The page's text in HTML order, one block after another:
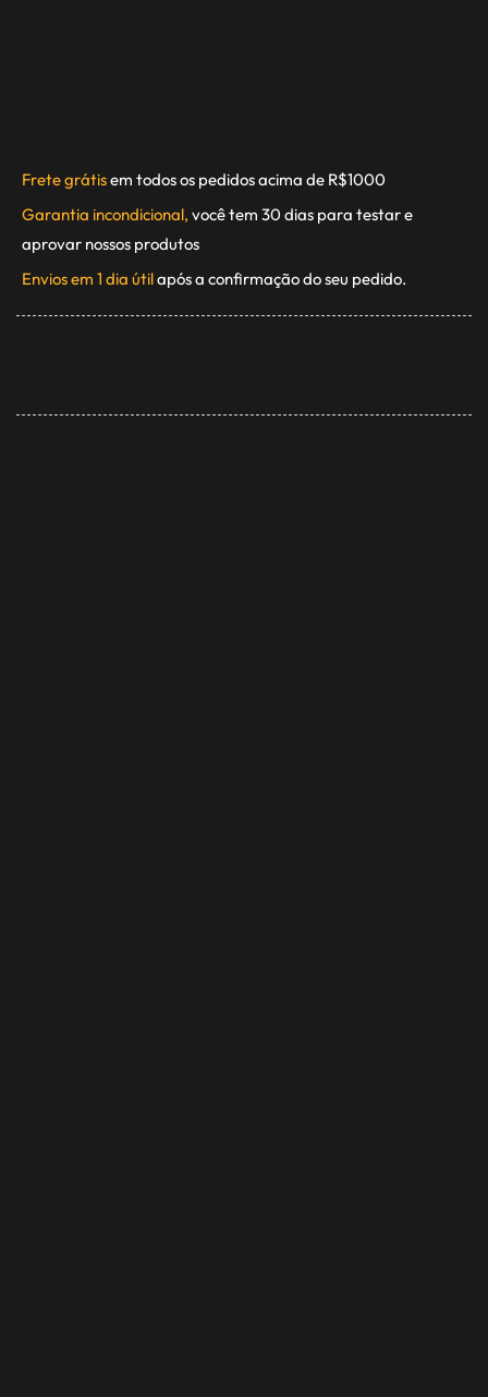
Frete grátisem todos os pedidos acima de R$1000
Garantia incondicional, você tem 30 dias para testar e
aprovar nossos produtos
Envios em 1 dia útilapós a confirmação do seu pedido.